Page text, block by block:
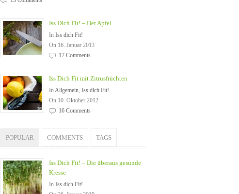
Iss Dich Fit! – Der Apfel
In Iss dich Fit!
On 16. Januar 2013
17 Comments
Iss Dich Fit mit Zitrusfrüchten
InAllgemein, Iss dich Fit!
On 10. Oktober 2012
16 Comments
POPULAR COMMENTS TAGS
Iss Dich Fit! – Die überaus gesunde
Kresse
In Iss dich Fit!